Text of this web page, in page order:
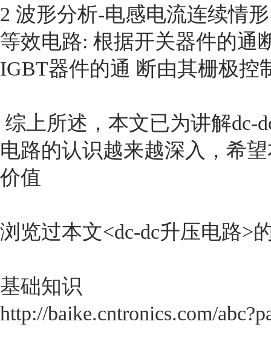
2 波形分析-电感电流连续情形
等效电路: 根据开关器件的通
IGBT器件的通 断由其栅极控
综上所述，本文已为讲解dc-
电路的认识越来越深入，希
价值
浏览过本文<dc-dc升压电路>
基础知识
http://baike.cntronics.com/